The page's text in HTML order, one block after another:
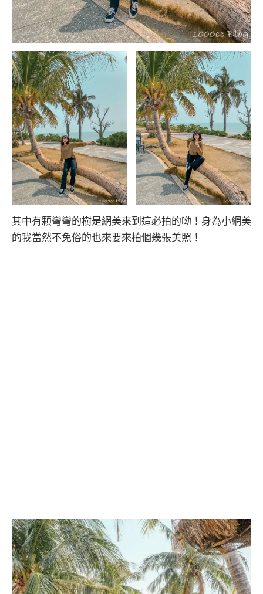
其中有顆彎彎的樹是網美來到這必拍的呦！身為小網美
的我當然不免俗的也來要來拍個幾張美照！